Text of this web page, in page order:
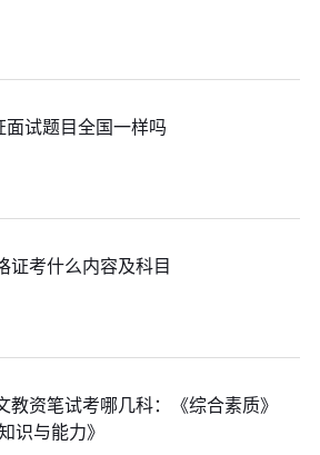
试题目全国一样吗
证考什么内容及科目
资笔试考哪几科：《综合素质》
识与能力》